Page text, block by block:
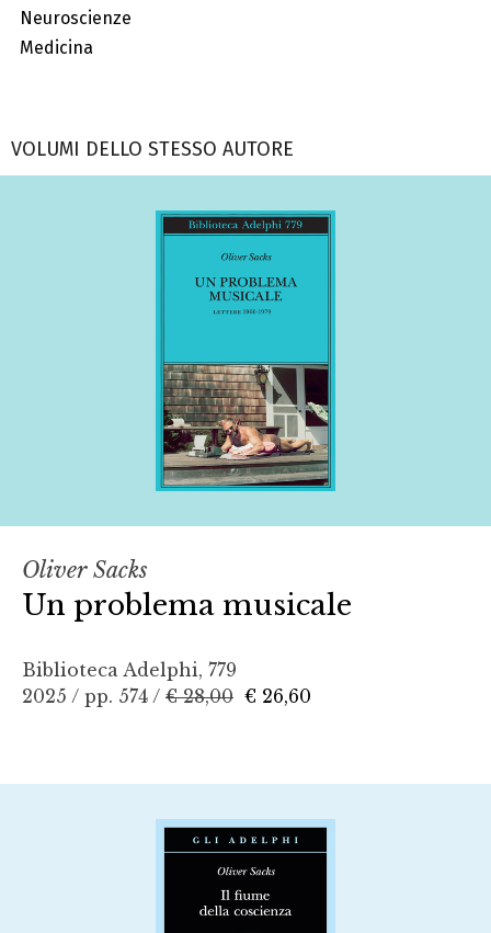
Neuroscienze
Medicina
VOLUMI DELLO STESSO AUTORE
Oliver Sacks
Un problema musicale
Biblioteca Adelphi, 779
2025 / pp. 574 / € 28,00 € 26,60